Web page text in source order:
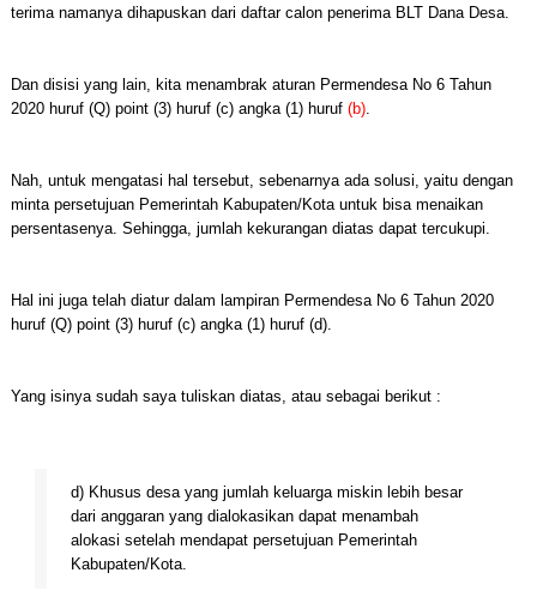
terima namanya dihapuskan dari daftar calon penerima BLT Dana Desa.
Dan disisi yang lain, kita menambrak aturan Permendesa No 6 Tahun
2020 huruf (Q) point (3) huruf (c) angka (1) huruf (b).
Nah, untuk mengatasi hal tersebut, sebenarnya ada solusi, yaitu dengan
minta persetujuan Pemerintah Kabupaten/Kota untuk bisa menaikan
persentasenya. Sehingga, jumlah kekurangan diatas dapat tercukupi.
Hal ini juga telah diatur dalam lampiran Permendesa No 6 Tahun 2020
huruf (Q) point (3) huruf (c) angka (1) huruf (d).
Yang isinya sudah saya tuliskan diatas, atau sebagai berikut :
d) Khusus desa yang jumlah keluarga miskin lebih besar
dari anggaran yang dialokasikan dapat menambah
alokasi setelah mendapat persetujuan Pemerintah
Kabupaten/Kota.